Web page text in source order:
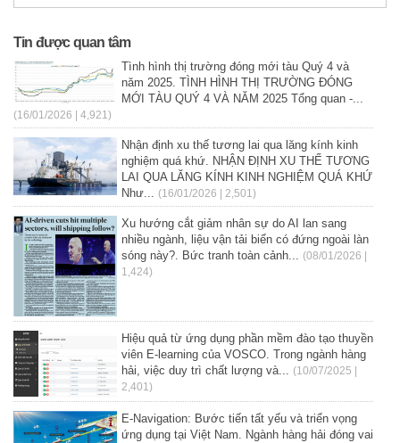
Tin được quan tâm
Tình hình thị trường đóng mới tàu Quý 4 và
năm 2025. TÌNH HÌNH THỊ TRƯỜNG ĐÓNG
MỚI TÀU QUÝ 4 VÀ NĂM 2025 Tổng quan -...
(16/01/2026 | 4,921)
Nhận định xu thế tương lai qua lăng kính kinh
nghiệm quá khứ. NHẬN ĐỊNH XU THẾ TƯƠNG
LAI QUA LĂNG KÍNH KINH NGHIỆM QUÁ KHỨ
Như...
(16/01/2026 | 2,501)
Xu hướng cắt giảm nhân sự do AI lan sang
nhiều ngành, liệu vận tải biển có đứng ngoài làn
sóng này?. Bức tranh toàn cảnh...
(08/01/2026 |
1,424)
Hiệu quả từ ứng dụng phần mềm đào tạo thuyền
viên E-learning của VOSCO. Trong ngành hàng
hải, việc duy trì chất lượng và... (10/07/2025 |
2,401)
E-Navigation: Bước tiến tất yếu và triển vọng
ứng dụng tại Việt Nam. Ngành hàng hải đóng vai